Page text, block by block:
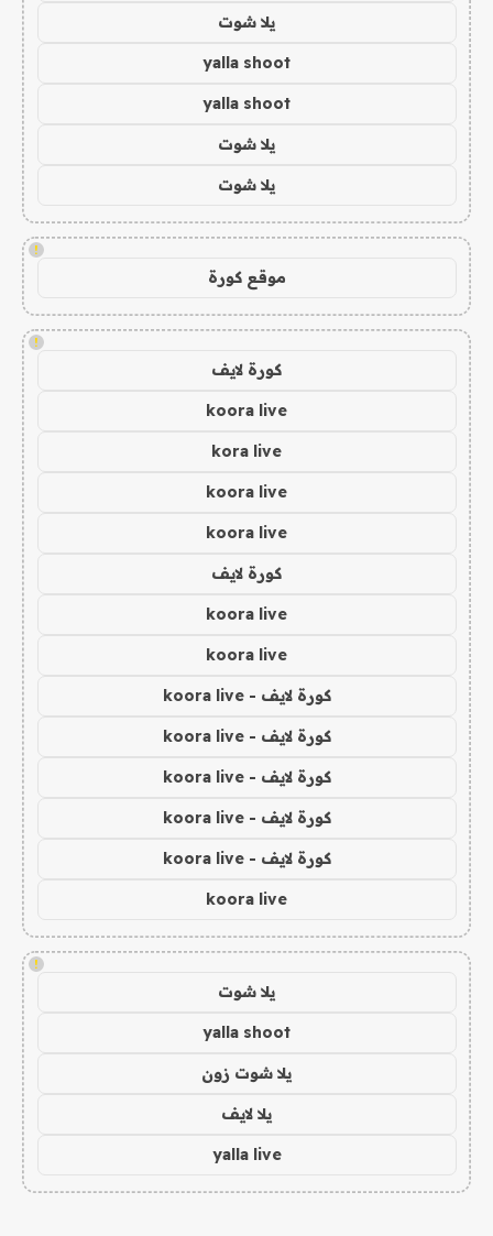
يلا شوت
yalla shoot
yalla shoot
يلا شوت
يلا شوت
!
موقع كورة
!
كورة لايف
koora live
kora live
koora live
koora live
كورة لايف
koora live
koora live
كورة لايف - koora live
كورة لايف - koora live
كورة لايف - koora live
كورة لايف - koora live
كورة لايف - koora live
koora live
!
يلا شوت
yalla shoot
يلا شوت زون
يلا لايف
yalla live